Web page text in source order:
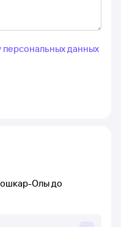
персональных данных
Олы до